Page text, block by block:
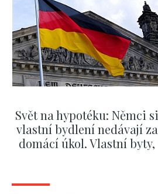
Svět na hypotéku: Němci si
vlastní bydlení nedávají za
domácí úkol. Vlastní byty,